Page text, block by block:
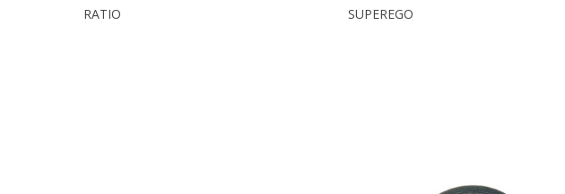
RATIO SUPEREGO